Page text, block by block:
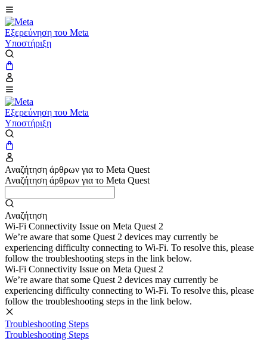
Εξερεύνηση του Meta
Υποστήριξη
Εξερεύνηση του Meta
Υποστήριξη
Αναζήτηση άρθρων για το Meta Quest
Αναζήτηση άρθρων για το Meta Quest
Αναζήτηση
Wi-Fi Connectivity Issue on Meta Quest 2
We’re aware that some Quest 2 devices may currently be
experiencing difficulty connecting to Wi-Fi. To resolve this, please
follow the troubleshooting steps in the link below.
Wi-Fi Connectivity Issue on Meta Quest 2
We’re aware that some Quest 2 devices may currently be
experiencing difficulty connecting to Wi-Fi. To resolve this, please
follow the troubleshooting steps in the link below.
Troubleshooting Steps
Troubleshooting Steps